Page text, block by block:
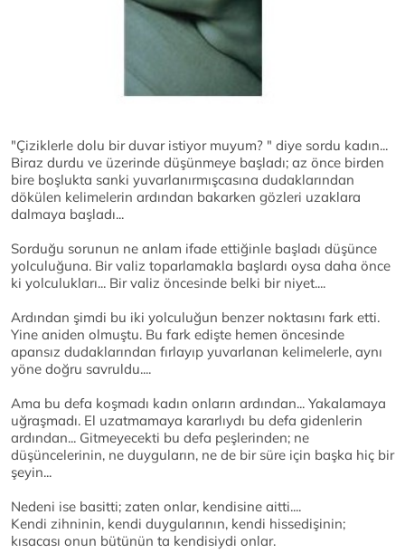
"Çiziklerle dolu bir duvar istiyor muyum? " diye sordu kadın...
Biraz durdu ve üzerinde düşünmeye başladı; az önce birden
bire boşlukta sanki yuvarlanırmışcasına dudaklarından
dökülen kelimelerin ardından bakarken gözleri uzaklara
dalmaya başladı...
Sorduğu sorunun ne anlam ifade ettiğinle başladı düşünce
yolculuğuna. Bir valiz toparlamakla başlardı oysa daha önce
ki yolculukları... Bir valiz öncesinde belki bir niyet....
Ardından şimdi bu iki yolculuğun benzer noktasını fark etti.
Yine aniden olmuştu. Bu fark edişte hemen öncesinde
apansız dudaklarından fırlayıp yuvarlanan kelimelerle, aynı
yöne doğru savruldu....
Ama bu defa koşmadı kadın onların ardından... Yakalamaya
uğraşmadı. El uzatmamaya kararlıydı bu defa gidenlerin
ardından... Gitmeyecekti bu defa peşlerinden; ne
düşüncelerinin, ne duyguların, ne de bir süre için başka hiç bir
şeyin...
Nedeni ise basitti; zaten onlar, kendisine aitti....
Kendi zihninin, kendi duygularının, kendi hissedişinin;
kısacası onun bütünün ta kendisiydi onlar.